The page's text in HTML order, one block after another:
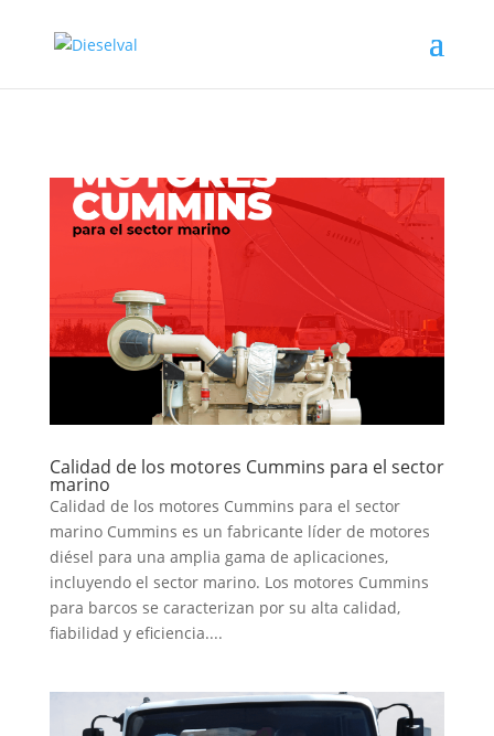
Calidad de los motores Cummins para el sector
marino
Calidad de los motores Cummins para el sector
marino Cummins es un fabricante líder de motores
diésel para una amplia gama de aplicaciones,
incluyendo el sector marino. Los motores Cummins
para barcos se caracterizan por su alta calidad,
fiabilidad y eficiencia....